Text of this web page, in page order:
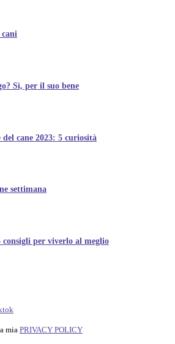
Sì, per il suo bene
cane 2023: 5 curiosità
settimana
consigli per viverlo al meglio
mia PRIVACY POLICY